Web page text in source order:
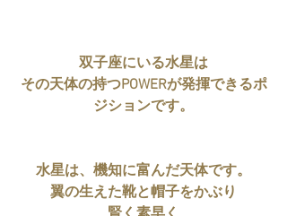
双子座にいる水星は
その天体の持つPOWERが発揮できるポ
ジションです。
水星は、機知に富んだ天体です。
翼の生えた靴と帽子をかぶり